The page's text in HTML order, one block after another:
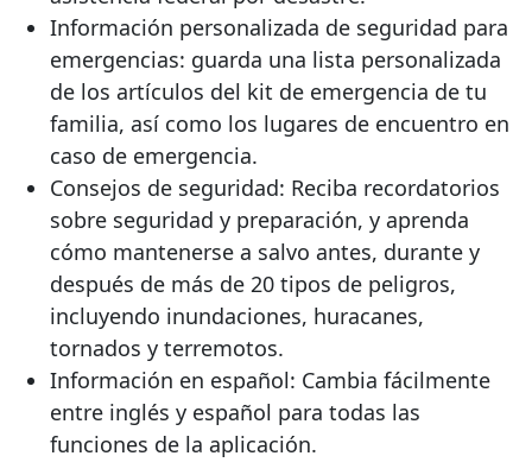
Información personalizada de seguridad para
emergencias: guarda una lista personalizada
de los artículos del kit de emergencia de tu
familia, así como los lugares de encuentro en
caso de emergencia.
Consejos de seguridad: Reciba recordatorios
sobre seguridad y preparación, y aprenda
cómo mantenerse a salvo antes, durante y
después de más de 20 tipos de peligros,
incluyendo inundaciones, huracanes,
tornados y terremotos.
Información en español: Cambia fácilmente
entre inglés y español para todas las
funciones de la aplicación.